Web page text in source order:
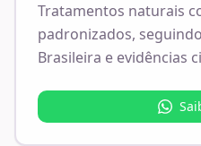
Tratamentos naturais
padronizados,
Brasileira e evidências